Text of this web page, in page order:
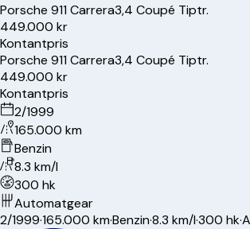
Porsche 911 Carrera3,4 Coupé Tiptr.
449.000 kr
Kontantpris
Porsche 911 Carrera3,4 Coupé Tiptr.
449.000 kr
Kontantpris
2/1999
165.000 km
Benzin
8.3 km/l
300 hk
Automatgear
2/1999·165.000 km·Benzin·8.3 km/l·300 hk·